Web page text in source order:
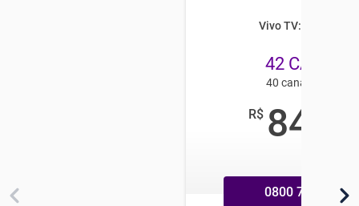
Vivo TV: SUPER HD
42 CANAIS
40 canais em HD
R$ 84
0800 770 9800